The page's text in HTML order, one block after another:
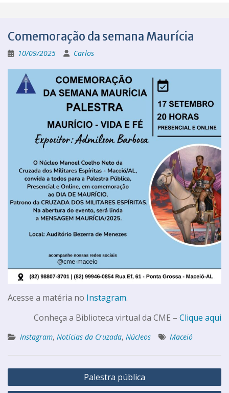
Comemoração da semana Maurícia
10/09/2025 Carlos
Acesse a matéria no Instagram.
Conheça a Biblioteca virtual da CME – Clique aqui
Instagram, Notícias da Cruzada, Núcleos Maceió
Palestra pública